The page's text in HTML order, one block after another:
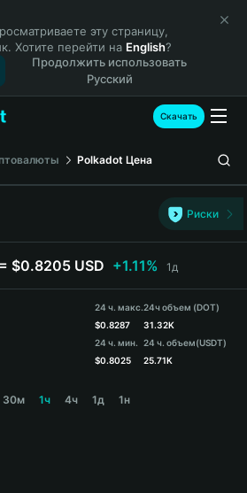
эту страницу,
Хотите перейти на English?
Продолжить использовать
Русский
Скачать
Polkadot Цена
Риски
$0.8205 USD +1.11% 1д
24 ч. макс.
$0.8287
24 ч. мин.
$0.8025
24ч объем (DOT)
31.32K
24 ч. объем(USDT)
25.71K
30м 1ч 4ч 1д 1н